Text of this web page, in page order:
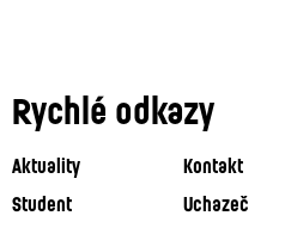
Rychlé odkazy
Aktuality Kontakt
Student
Uchazeč